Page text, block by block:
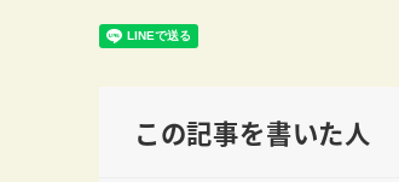
この記事を書いた人